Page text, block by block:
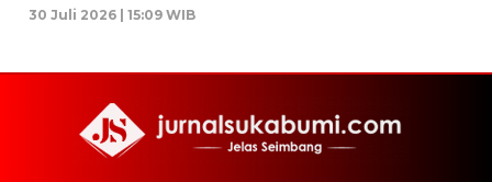
30 Juli 2026 | 15:09 WIB